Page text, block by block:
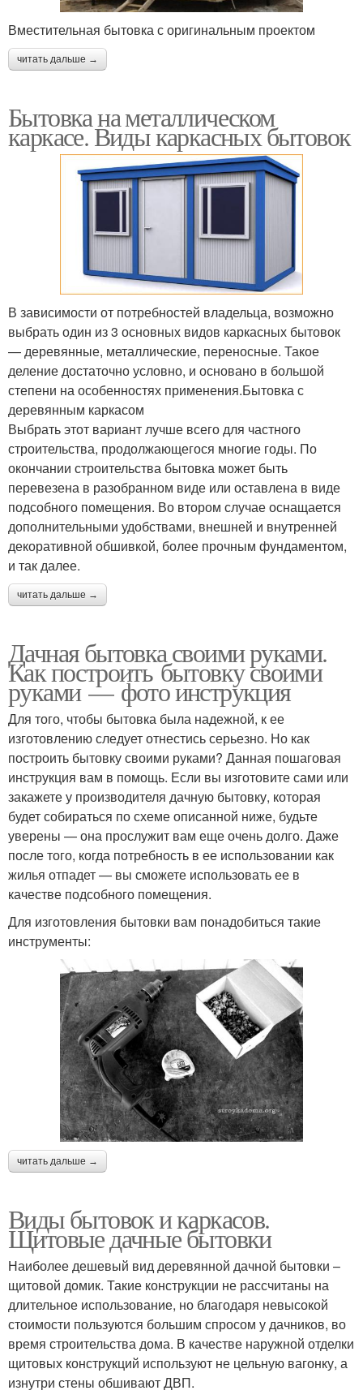
Вместительная бытовка с оригинальным проектом
читать дальше →
Бытовка на металлическом
каркасе. Виды каркасных бытовок
В зависимости от потребностей владельца, возможно
выбрать один из 3 основных видов каркасных бытовок
— деревянные, металлические, переносные. Такое
деление достаточно условно, и основано в большой
степени на особенностях применения.Бытовка с
деревянным каркасом
Выбрать этот вариант лучше всего для частного
строительства, продолжающегося многие годы. По
окончании строительства бытовка может быть
перевезена в разобранном виде или оставлена в виде
подсобного помещения. Во втором случае оснащается
дополнительными удобствами, внешней и внутренней
декоративной обшивкой, более прочным фундаментом,
и так далее.
читать дальше →
Дачная бытовка своими руками.
Как построить бытовку своими
руками — фото инструкция
Для того, чтобы бытовка была надежной, к ее
изготовлению следует отнестись серьезно. Но как
построить бытовку своими руками? Данная пошаговая
инструкция вам в помощь. Если вы изготовите сами или
закажете у производителя дачную бытовку, которая
будет собираться по схеме описанной ниже, будьте
уверены — она прослужит вам еще очень долго. Даже
после того, когда потребность в ее использовании как
жилья отпадет — вы сможете использовать ее в
качестве подсобного помещения.
Для изготовления бытовки вам понадобиться такие
инструменты:
читать дальше →
Виды бытовок и каркасов.
Щитовые дачные бытовки
Наиболее дешевый вид деревянной дачной бытовки –
щитовой домик. Такие конструкции не рассчитаны на
длительное использование, но благодаря невысокой
стоимости пользуются большим спросом у дачников, во
время строительства дома. В качестве наружной отделки
щитовых конструкций используют не цельную вагонку, а
изнутри стены обшивают ДВП.